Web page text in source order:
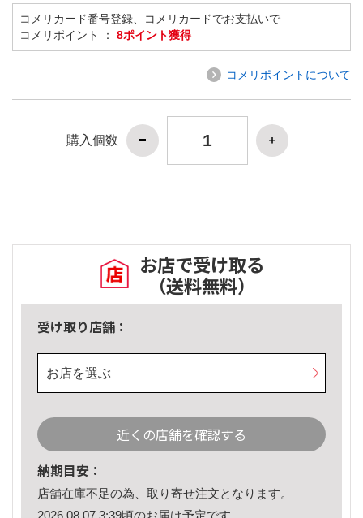
コメリカード番号登録、コメリカードでお支払いで
コメリポイント ： 8ポイント獲得
コメリポイントについて
購入個数
お店で受け取る
（送料無料）
受け取り店舗：
お店を選ぶ
近くの店舗を確認する
納期目安：
店舗在庫不足の為、取り寄せ注文となります。
2026.08.07 3:39頃のお届け予定です。